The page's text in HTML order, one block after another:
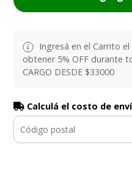
Ingresá en el Carrito
obtener 5% OFF durante
CARGO DESDE $33000
Calculá el costo de